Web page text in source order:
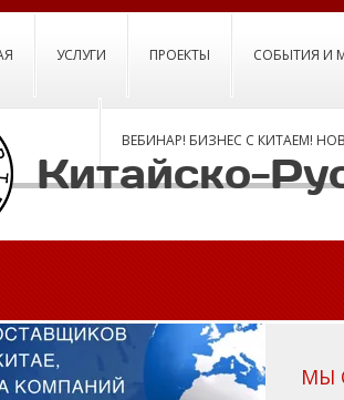
УСЛУГИ ПРОЕКТЫ СОБЫТИЯ И
ВЕБИНАР! БИЗНЕС С КИТАЕМ!
Китайско-
МЫ